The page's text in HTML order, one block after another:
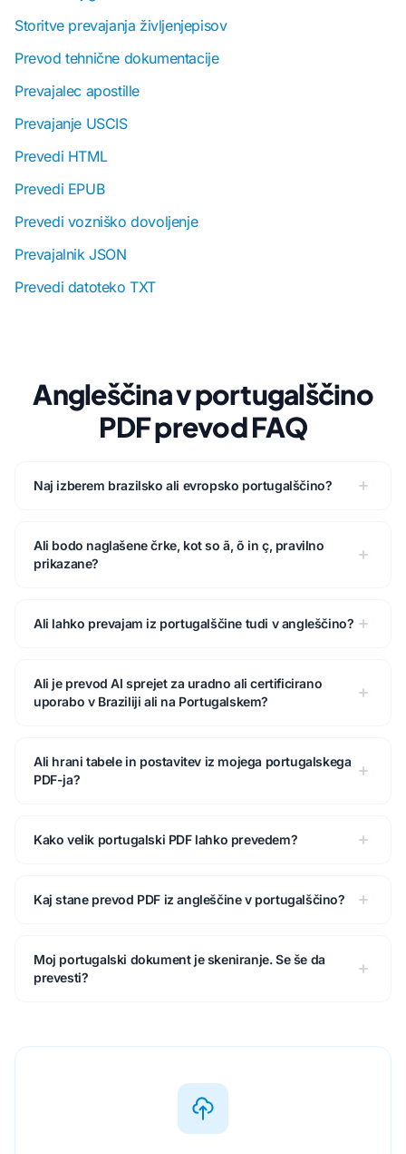
Storitve prevajanja življenjepisov
Prevod tehnične dokumentacije
Prevajalec apostille
Prevajanje USCIS
Prevedi HTML
Prevedi EPUB
Prevedi vozniško dovoljenje
Prevajalnik JSON
Prevedi datoteko TXT
Angleščina v portugalščino
PDF prevod FAQ
Naj izberem brazilsko ali evropsko portugalščino?
Ali bodo naglašene črke, kot so ã, õ in ç, pravilno
prikazane?
Ali lahko prevajam iz portugalščine tudi v angleščino?
Ali je prevod AI sprejet za uradno ali certificirano
uporabo v Braziliji ali na Portugalskem?
Ali hrani tabele in postavitev iz mojega portugalskega
PDF-ja?
Kako velik portugalski PDF lahko prevedem?
Kaj stane prevod PDF iz angleščine v portugalščino?
Moj portugalski dokument je skeniranje. Se še da
prevesti?